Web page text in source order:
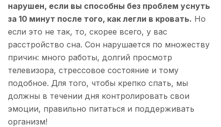
нарушен, если вы способны без проблем уснуть
за 10 минут после того, как легли в кровать. Но
если это не так, то, скорее всего, у вас
расстройство сна. Сон нарушается по множеству
причин: много работы, долгий просмотр
телевизора, стрессовое состояние и тому
подобное. Для того, чтобы крепко спать, мы
должны в течении дня контролировать свои
эмоции, правильно питаться и поддерживать
организм!